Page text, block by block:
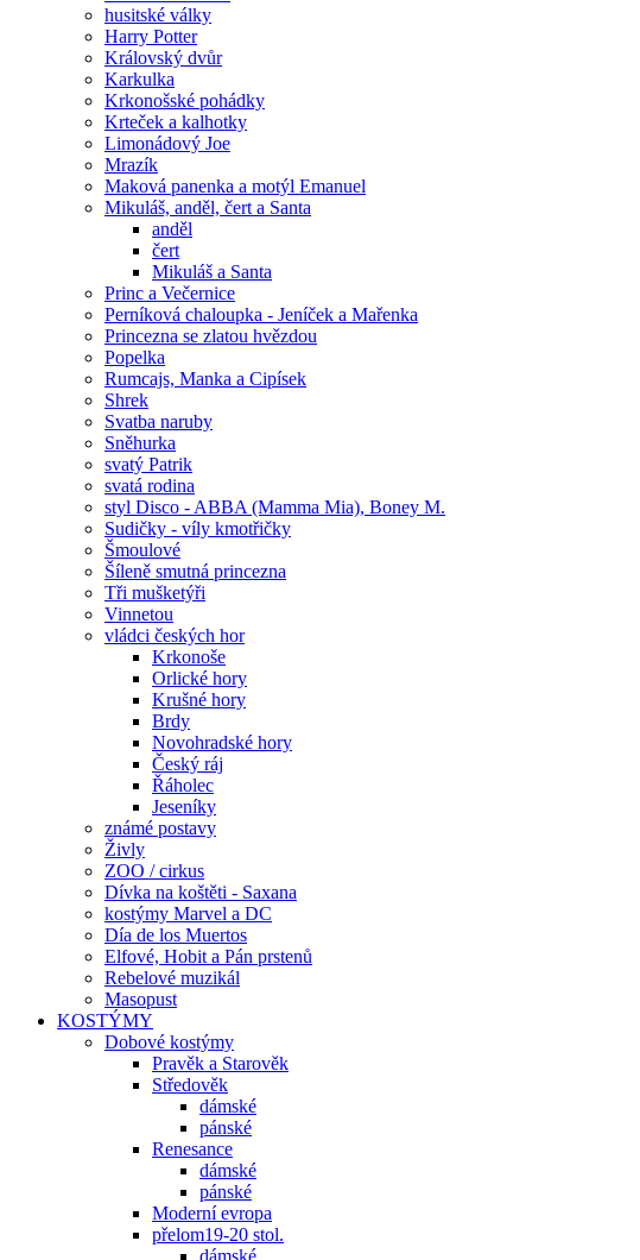
husitské války
Harry Potter
Královský dvůr
Karkulka
Krkonošské pohádky
Krteček a kalhotky
Limonádový Joe
Mrazík
Maková panenka a motýl Emanuel
Mikuláš, anděl, čert a Santa
anděl
čert
Mikuláš a Santa
Princ a Večernice
Perníková chaloupka - Jeníček a Mařenka
Princezna se zlatou hvězdou
Popelka
Rumcajs, Manka a Cipísek
Shrek
Svatba naruby
Sněhurka
svatý Patrik
svatá rodina
styl Disco - ABBA (Mamma Mia), Boney M.
Sudičky - víly kmotřičky
Šmoulové
Šíleně smutná princezna
Tři mušketýři
Vinnetou
vládci českých hor
Krkonoše
Orlické hory
Krušné hory
Brdy
Novohradské hory
Český ráj
Řáholec
Jeseníky
známé postavy
Živly
ZOO / cirkus
Dívka na koštěti - Saxana
kostýmy Marvel a DC
Día de los Muertos
Elfové, Hobit a Pán prstenů
Rebelové muzikál
Masopust
KOSTÝMY
Dobové kostýmy
Pravěk a Starověk
Středověk
dámské
pánské
Renesance
dámské
pánské
Moderní evropa
přelom19-20 stol.
dámské